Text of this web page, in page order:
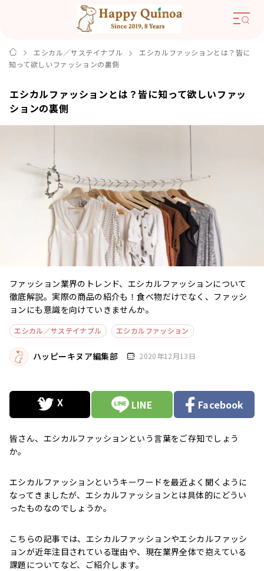
エシカル／サステイナブル
エシカルファッションとは？皆に
知って欲しいファッションの裏側
エシカルファッションとは？皆に知って欲しいファッ
ションの裏側
ファッション業界のトレンド、エシカルファッションについて
徹底解説。実際の商品の紹介も！食べ物だけでなく、ファッシ
ョンにも意識を向けていきませんか。
エシカル／サステイナブル エシカルファッション
ハッピーキヌア編集部 2020年12月13日
LINE Facebook
皆さん、エシカルファッションという言葉をご存知でしょう
か。
エシカルファッションというキーワードを最近よく聞くように
なってきましたが、エシカルファッションとは具体的にどうい
ったものなのでしょうか。
こちらの記事では、エシカルファッションやエシカルファッシ
ョンが近年注目されている理由や、現在業界全体で抱えている
課題についてなど、ご紹介します。